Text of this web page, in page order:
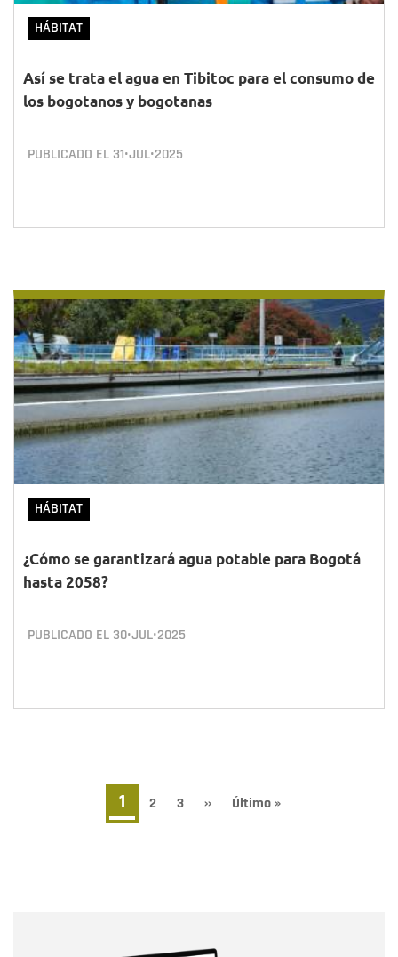
HÁBITAT
Así se trata el agua en Tibitoc para el consumo de
los bogotanos y bogotanas
PUBLICADO EL 31•JUL•2025
HÁBITAT
¿Cómo se garantizará agua potable para Bogotá
hasta 2058?
PUBLICADO EL 30•JUL•2025
Página
actual
1 Page
2 Page
3
Siguiente
››
Última
Último »